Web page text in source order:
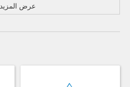
عرض المزيد